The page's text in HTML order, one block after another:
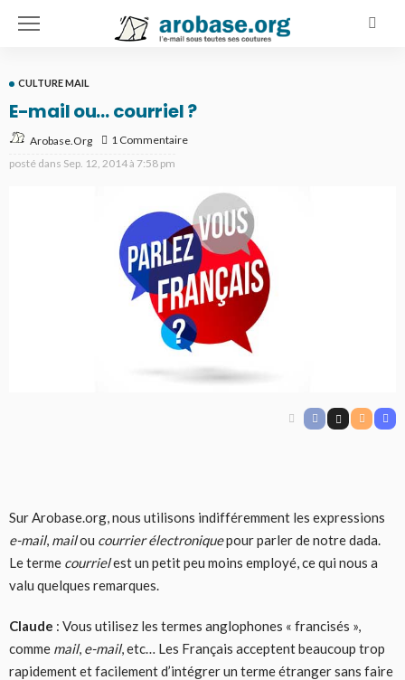
CULTURE MAIL
E-mail ou… courriel ?
Arobase.org
1 Commentaire
posté dans Sep. 12, 2014 à 7:58 pm
Sur Arobase.org, nous utilisons indifféremment les expressions
e-mail, mailou courrier électroniquepour parler de notre dada.
Le terme courrielest un petit peu moins employé, ce qui nous a
valu quelques remarques.
Claude : Vous utilisez les termes anglophones « francisés »,
comme mail, e-mail, etc… Les Français acceptent beaucoup trop
rapidement et facilement d’intégrer un terme étranger sans faire